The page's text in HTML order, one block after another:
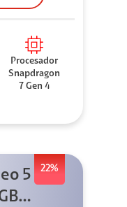
Procesador
Snapdragon
7 Gen 4
22%
5